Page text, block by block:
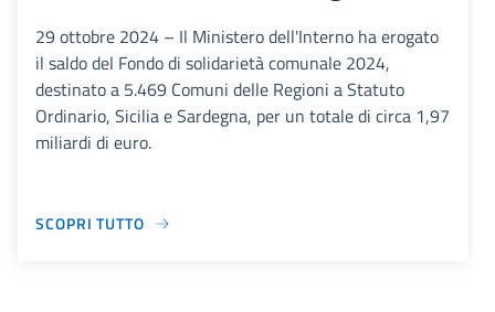
29 ottobre 2024 – Il Ministero dell'Interno ha erogato
il saldo del Fondo di solidarietà comunale 2024,
destinato a 5.469 Comuni delle Regioni a Statuto
Ordinario, Sicilia e Sardegna, per un totale di circa 1,97
miliardi di euro.
SCOPRI TUTTO